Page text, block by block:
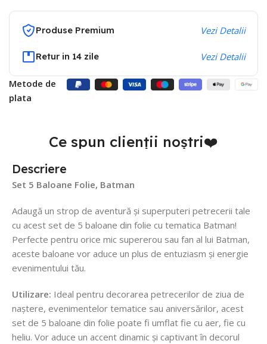
Produse Premium Vezi Detalii
Retur in 14 zile Vezi Detalii
Metode de
plata
Ce spun clienții noștri❤️
Descriere
Set 5 Baloane Folie, Batman
Adaugă un strop de aventură și superputeri petrecerii tale
cu acest set de 5 baloane din folie cu tematica Batman!
Perfecte pentru orice mic supererou sau fan al lui Batman,
aceste baloane vor aduce un plus de entuziasm și energie
evenimentului tău.
Utilizare: Ideal pentru decorarea petrecerilor de ziua de
naștere, evenimentelor tematice sau aniversărilor, acest
set de 5 baloane din folie poate fi umflat fie cu aer, fie cu
heliu. Vor aduce un accent dinamic și captivant în decorul